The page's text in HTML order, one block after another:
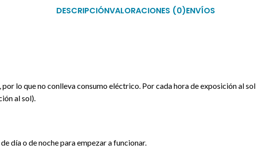
DESCRIPCIÓNVALORACIONES (0)ENVÍOS
lo que no conlleva consumo eléctrico. Por cada hora de exposición al
al sol).
día o de noche para empezar a funcionar.